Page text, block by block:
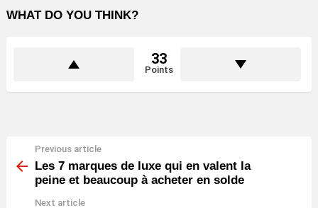
WHAT DO YOU THINK?
33
Points
more
Previous article
Les 7 marques de luxe qui en valent la
peine et beaucoup à acheter en solde
Next article